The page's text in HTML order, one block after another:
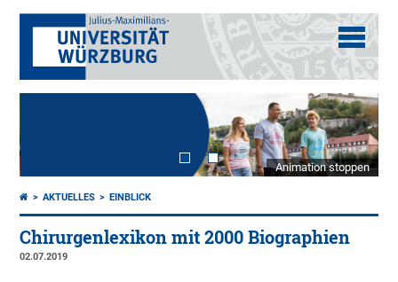
Animation stoppen
AKTUELLES EINBLICK
Chirurgenlexikon mit 2000 Biographien
02.07.2019